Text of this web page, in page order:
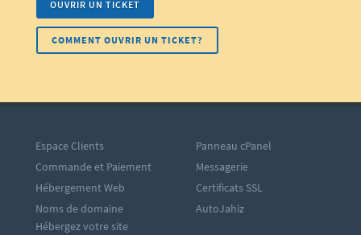
OUVRIR UN TICKET
COMMENT OUVRIR UN TICKET?
Espace Clients
Commande et Paiement
Hébergement Web
Noms de domaine
Panneau cPanel
Messagerie
Certificats SSL
AutoJahiz
Hébergez votre site